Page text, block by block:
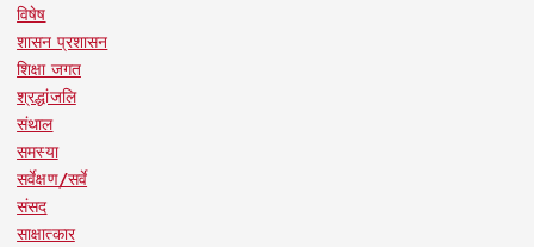
विषेष
शासन प्रशासन
शिक्षा जगत
श्रद्धांजलि
संथाल
समस्या
सर्वेक्षण/सर्वे
संसद
साक्षात्कार